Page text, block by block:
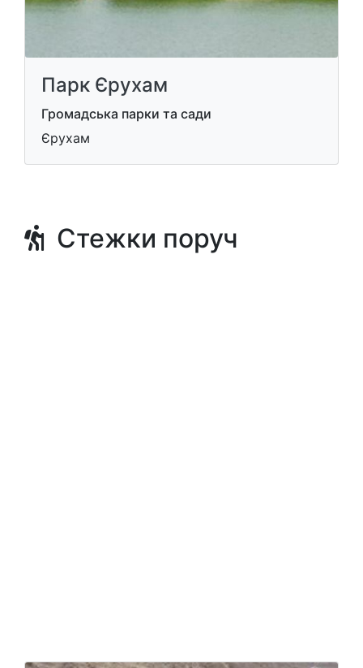
Парк Єрухам
Громадська парки та сади
Єрухам
Стежки поруч